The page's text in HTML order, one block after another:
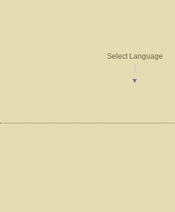
Select Language
▼